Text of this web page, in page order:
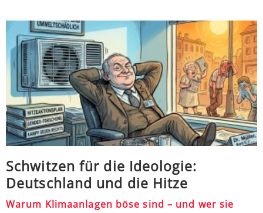
Schwitzen für die Ideologie:
Deutschland und die Hitze
Warum Klimaanlagen böse sind – und wer sie